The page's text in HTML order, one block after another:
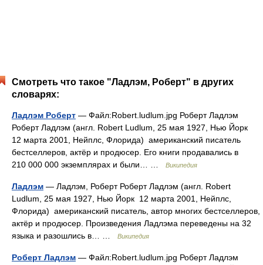
Смотреть что такое "Ладлэм, Роберт" в других
словарях:
Ладлэм Роберт — Файл:Robert.ludlum.jpg Роберт Ладлэм
Роберт Ладлэм (англ. Robert Ludlum, 25 мая 1927, Нью Йорк
12 марта 2001, Нейплс, Флорида) американский писатель
бестселлеров, актёр и продюсер. Его книги продавались в
210 000 000 экземплярах и были… …
Википедия
Ладлэм — Ладлэм, Роберт Роберт Ладлэм (англ. Robert
Ludlum, 25 мая 1927, Нью Йорк 12 марта 2001, Нейплс,
Флорида) американский писатель, автор многих бестселлеров,
актёр и продюсер. Произведения Ладлэма переведены на 32
языка и разошлись в… …
Википедия
Роберт Ладлэм — Файл:Robert.ludlum.jpg Роберт Ладлэм